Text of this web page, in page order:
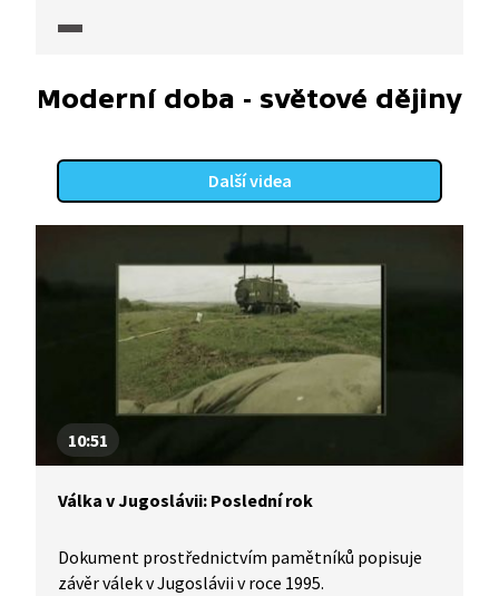
1991.
Moderní doba - světové dějiny
Další videa
10:51
Válka v Jugoslávii: Poslední rok
Dokument prostřednictvím pamětníků popisuje
závěr válek v Jugoslávii v roce 1995.